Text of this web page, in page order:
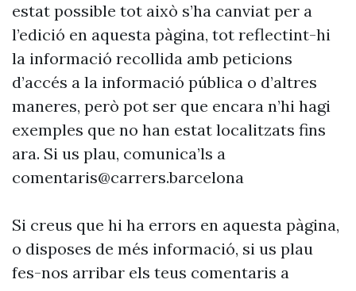
estat possible tot això s’ha canviat per a
l’edició en aquesta pàgina, tot reflectint-hi
la informació recollida amb peticions
d’accés a la informació pública o d’altres
maneres, però pot ser que encara n’hi hagi
exemples que no han estat localitzats fins
ara. Si us plau, comunica’ls a
comentaris@carrers.barcelona
Si creus que hi ha errors en aquesta pàgina,
o disposes de més informació, si us plau
fes-nos arribar els teus comentaris a